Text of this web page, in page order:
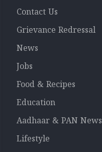
Contact Us
Grievance Redressal
News
Jobs
Food & Recipes
Education
Aadhaar & PAN News
Lifestyle